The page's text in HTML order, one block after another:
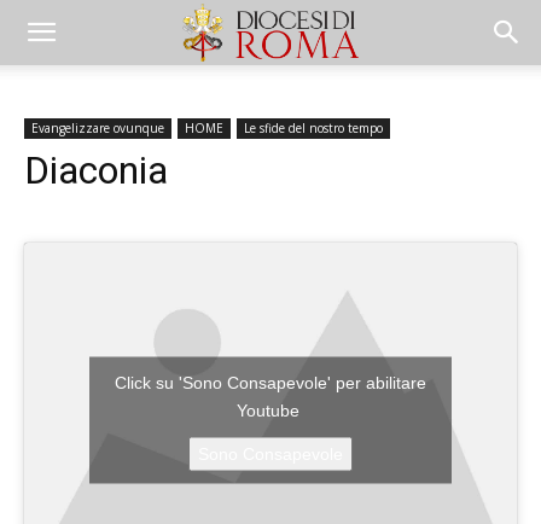
Evangelizzare ovunque HOME Le sfide del nostro tempo
Diaconia
Click su 'Sono Consapevole' per abilitare
Youtube